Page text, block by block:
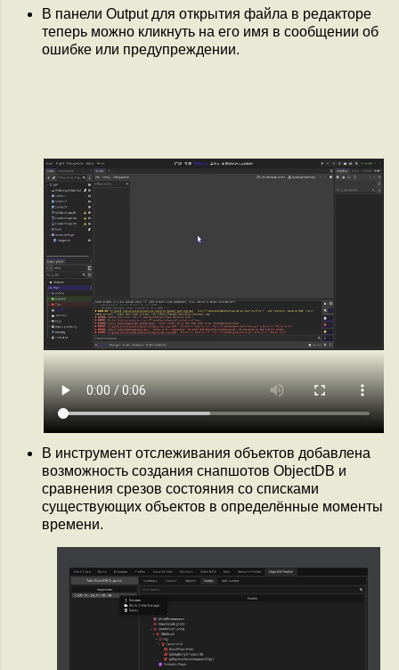
В панели Output для открытия файла в редакторе
теперь можно кликнуть на его имя в сообщении об
ошибке или предупреждении.
В инструмент отслеживания объектов добавлена
возможность создания снапшотов ObjectDB и
сравнения срезов состояния со списками
существующих объектов в определённые моменты
времени.